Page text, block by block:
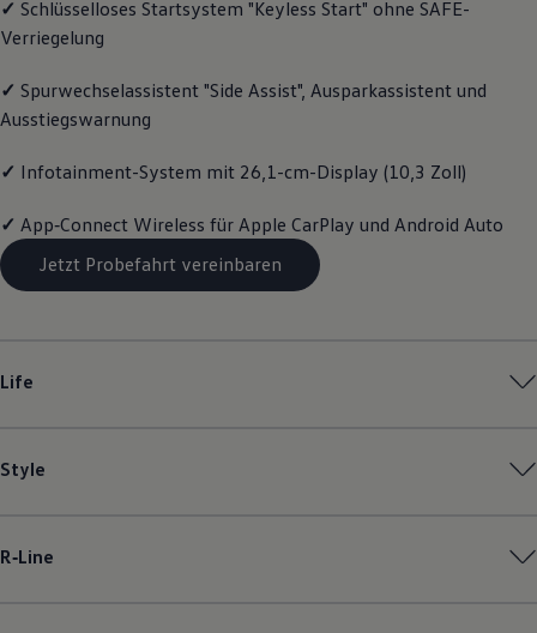
Motorenöl und Flüssigkeiten
Economy Service
Volkswagen Teile
Zubehör
Schutz und Pflege
Entertainment und Elektronik
Individualisieren
Wallbox und Ladekabel
Digitale Extras
Dienste für Ihr Modell finden
✓ Schlüsselloses Startsystem "Keyless Start" ohne SAFE-
Verriegelung
✓ Spurwechselassistent "Side Assist", Ausparkassistent und
Ausstiegswarnung
✓ Infotainment-System mit 26,1-cm-Display (10,3 Zoll)
✓ App‑Connect Wireless für Apple CarPlay und Android Auto
Jetzt Probefahrt vereinbaren
Life
Style
R‑Line